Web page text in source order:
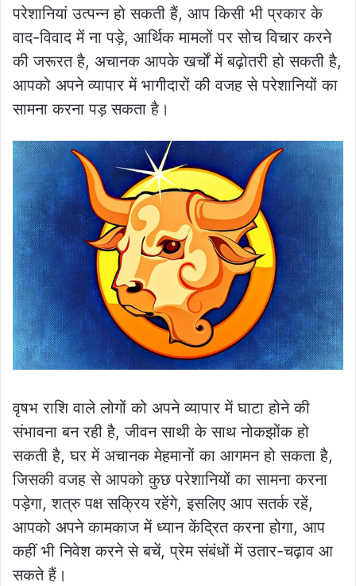
परेशानियां उत्पन्न हो सकती हैं, आप किसी भी प्रकार के
वाद-विवाद में ना पड़े, आर्थिक मामलों पर सोच विचार करने
की जरूरत है, अचानक आपके खर्चों में बढ़ोतरी हो सकती है,
आपको अपने व्यापार में भागीदारों की वजह से परेशानियों का
सामना करना पड़ सकता है।
वृषभ राशि वाले लोगों को अपने व्यापार में घाटा होने की
संभावना बन रही है, जीवन साथी के साथ नोकझोंक हो
सकती है, घर में अचानक मेहमानों का आगमन हो सकता है,
जिसकी वजह से आपको कुछ परेशानियों का सामना करना
पड़ेगा, शत्रु पक्ष सक्रिय रहेंगे, इसलिए आप सतर्क रहें,
आपको अपने कामकाज में ध्यान केंद्रित करना होगा, आप
कहीं भी निवेश करने से बचें, प्रेम संबंधों में उतार-चढ़ाव आ
सकते हैं।